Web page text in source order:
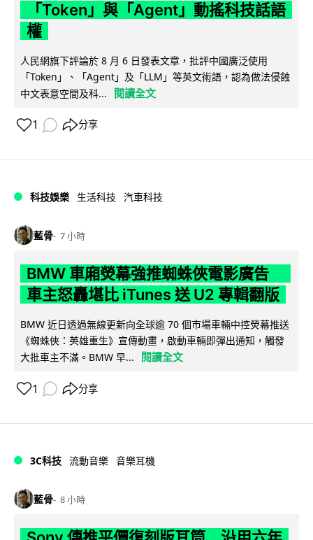
「Token」與「Agent」動搖科技話語
權
人民網旗下評論於 8 月 6 日發表文章，批評中國廣泛使用
「Token」、「Agent」及「LLM」等英文術語，認為做法侵蝕
中文表意空間及科...
閱讀全文
1 分享
科技娛樂 生活科技 汽車科技
藍骨 7 小時
BMW 車廂熒幕強推蜘蛛俠電影廣告
車主怒轟堪比 iTunes 送 U2 專輯翻版
BMW 近日透過無線更新向全球逾 70 個市場車輛中控熒幕推送
《蜘蛛俠：英雄重生》宣傳動畫，啟動車輛即彈出通知，觸發
大批車主不滿。BMW 早...
閱讀全文
1 分享
3C科技 流動音樂 音樂耳機
藍骨 8 小時